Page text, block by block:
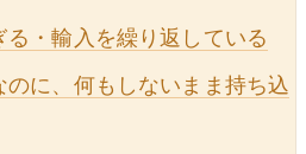
る・輸入を繰り返している
のに、何もしないまま持ち込